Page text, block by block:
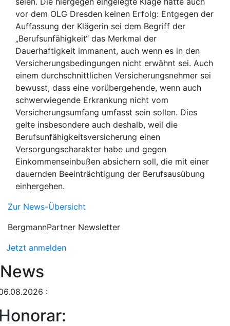
vor dem OLG Dresden keinen Erfolg: Entgegen der
Auffassung der Klägerin sei dem Begriff der
„Berufsunfähigkeit“ das Merkmal der
Dauerhaftigkeit immanent, auch wenn es in den
Versicherungsbedingungen nicht erwähnt sei. Auch
einem durchschnittlichen Versicherungsnehmer sei
bewusst, dass eine vorübergehende, wenn auch
schwerwiegende Erkrankung nicht vom
Versicherungsumfang umfasst sein sollen. Dies
gelte insbesondere auch deshalb, weil die
Berufsunfähigkeitsversicherung einen
Versorgungscharakter habe und gegen
Einkommenseinbußen absichern soll, die mit einer
dauernden Beeinträchtigung der Berufsausübung
einhergehen.
Zur News-Übersicht
BergmannPartner Newsletter
Jetzt anmelden
News
: